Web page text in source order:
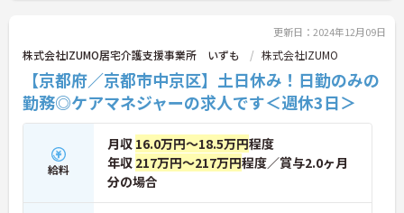
更新日：2024年12月09日
株式会社IZUMO居宅介護支援事業所 いずも 株式会社IZUMO
【京都府／京都市中京区】土日休み！日勤のみの
勤務◎ケアマネジャーの求人です＜週休3日＞
給料
月収 16.0万円～18.5万円程度
年収 217万円～217万円程度／賞与2.0ヶ月
分の場合